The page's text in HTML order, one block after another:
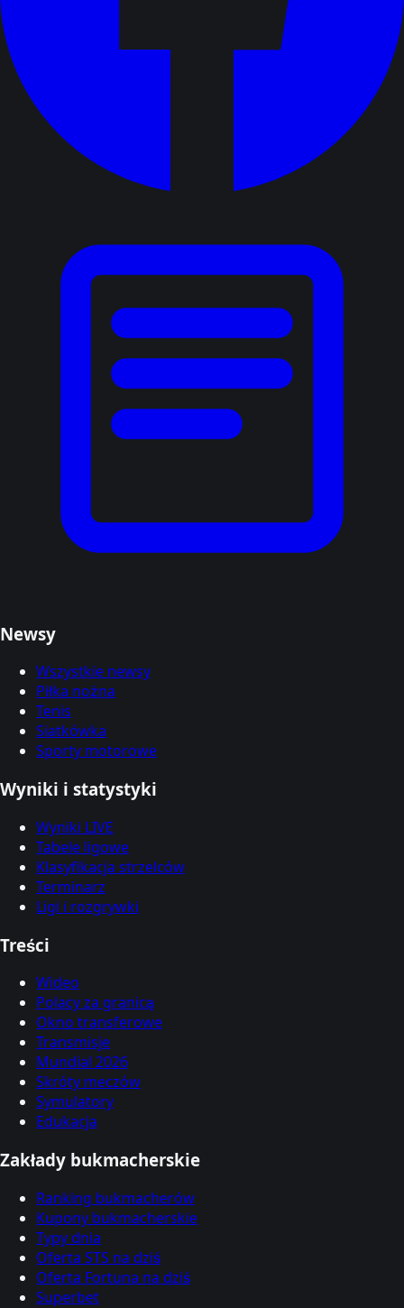
Newsy
Wszystkie newsy
Piłka nożna
Tenis
Siatkówka
Sporty motorowe
Wyniki i statystyki
Wyniki LIVE
Tabele ligowe
Klasyfikacja strzelców
Terminarz
Ligi i rozgrywki
Treści
Wideo
Polacy za granicą
Okno transferowe
Transmisje
Mundial 2026
Skróty meczów
Symulatory
Edukacja
Zakłady bukmacherskie
Ranking bukmacherów
Kupony bukmacherskie
Typy dnia
Oferta STS na dziś
Oferta Fortuna na dziś
Superbet